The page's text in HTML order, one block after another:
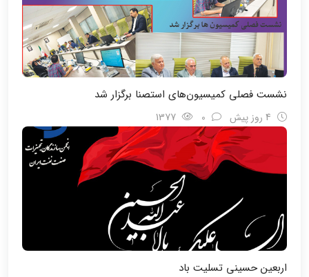
نشست فصلی کمیسیون‌های استصنا برگزار شد
اربعین حسینی تسلیت باد